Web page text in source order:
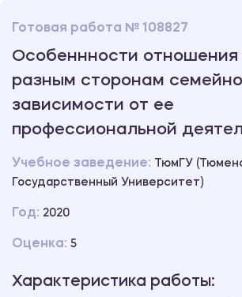
Готовая работа № 108827
Особеннности отношения
разным сторонам
зависимости от ее
профессиональной
Учебное заведение:
ТюмГУ
Государственный Университет)
Год: 2020
Оценка: 5
Характеристика работы: